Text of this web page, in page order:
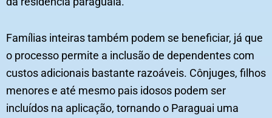
Famílias inteiras também podem se beneficiar, já que
o processo permite a inclusão de dependentes com
custos adicionais bastante razoáveis. Cônjuges, filhos
menores e até mesmo pais idosos podem ser
incluídos na aplicação, tornando o Paraguai uma